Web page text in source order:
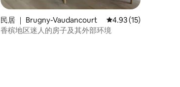
民居 ｜ Brugny-Vaudancourt 平均评分 4.93 分（满
4.93 (15)
香槟地区迷人的房子及其外部环境